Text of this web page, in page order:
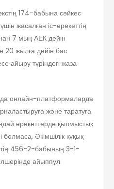
174-бабына сәйкес
жасалған іс-әрекеттің
7 мың АЕК дейін
20 жылға дейін бас
айыру түріндегі жаза
онлайн-платформаларда
және таратуға
әрекеттерде қылмыстық
болмаса, Әкімшілік құқық
456-2-бабының 3-1-
айыппұл